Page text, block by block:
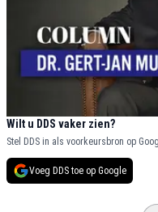
Wilt u DDS vaker zien?
Stel DDS in als voorkeursbron op
Voeg DDS toe op Google